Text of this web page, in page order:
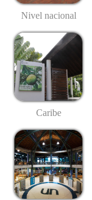
Nivel nacional
Caribe